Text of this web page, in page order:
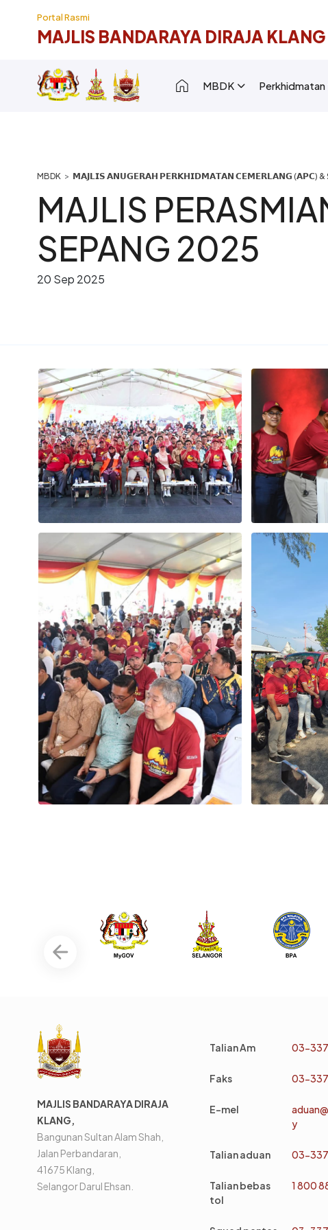
Portal Rasmi
MAJLIS BANDARAYA DIRAJA KLANG
Main navigation
MBDK Perkhidmatan
Breadcrumb
𝗠𝗔𝗝𝗟𝗜𝗦 𝗔𝗡𝗨𝗚𝗘𝗥𝗔𝗛 𝗣𝗘𝗥𝗞𝗛𝗜𝗗𝗠𝗔𝗧𝗔𝗡 𝗖𝗘𝗠𝗘𝗥𝗟𝗔𝗡𝗚 (𝗔𝗣𝗖)
MAJLIS
SEPANG 2025
20 Sep 2025
MAJLIS BANDARAYA DIRAJA
KLANG,
Bangunan Sultan Alam Shah,
Jalan Perbandaran,
41675 Klang,
Selangor Darul Ehsan.
Talian Am 03-
Faks 03-
E-mel
y
Talian aduan 03-
Talian bebas
tol
1 800